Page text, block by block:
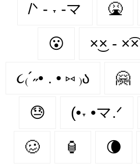
/ᐠ - ˕ -マ 🤮
😮‍ ×͜× - ×͡×
૮₍´˶• . • ⑅ ₎ა 🤗
😓 (•˕ •マ.ᐟ
🥴 🏮 🌘